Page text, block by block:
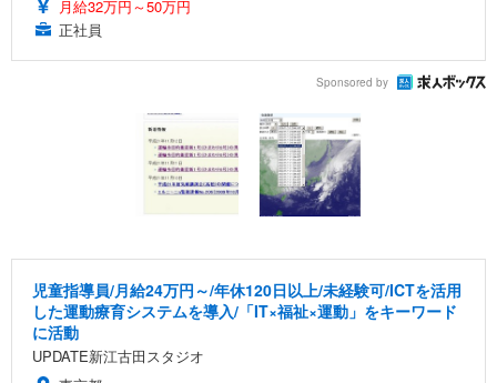
月給32万円～50万円
正社員
Sponsored by
児童指導員/月給24万円～/年休120日以上/未経験可/ICTを活用
した運動療育システムを導入/「IT×福祉×運動」をキーワード
に活動
UPDATE新江古田スタジオ